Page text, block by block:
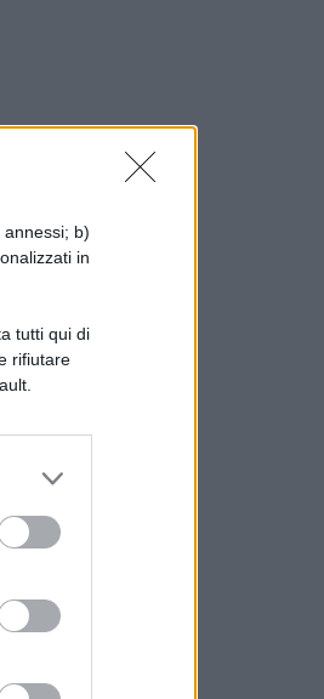
b)
in
tutti qui di
rifiutare